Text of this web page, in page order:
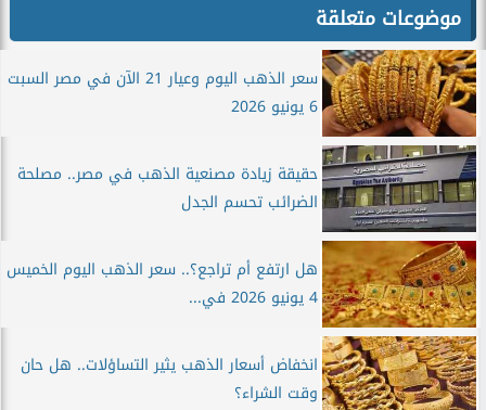
موضوعات متعلقة
سعر الذهب اليوم وعيار 21 الآن في مصر السبت
6 يونيو 2026
حقيقة زيادة مصنعية الذهب في مصر.. مصلحة
الضرائب تحسم الجدل
هل ارتفع أم تراجع؟.. سعر الذهب اليوم الخميس
4 يونيو 2026 في...
انخفاض أسعار الذهب يثير التساؤلات.. هل حان
وقت الشراء؟